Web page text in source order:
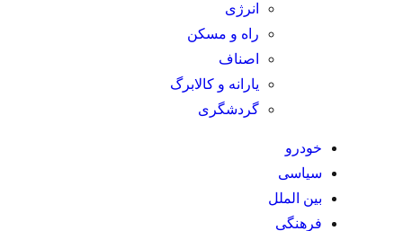
انرژی
راه و مسکن
اصناف
یارانه و کالابرگ
گردشگری
خودرو
سیاسی
بین الملل
فرهنگی